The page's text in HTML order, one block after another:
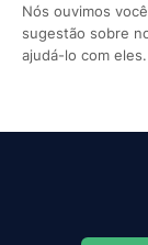
Nós ouvimos
sugestão sobre
ajudá-lo com eles.